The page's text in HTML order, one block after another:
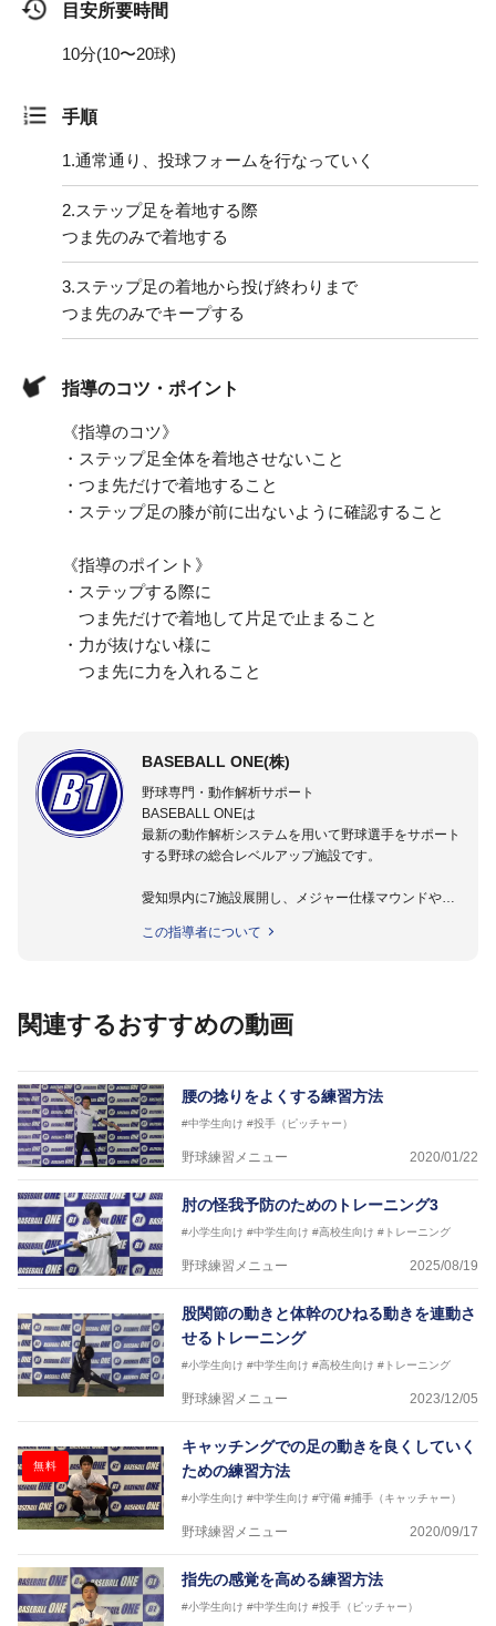
目安所要時間
10分(10〜20球)
手順
1.通常通り、投球フォームを行なっていく
2.ステップ足を着地する際
つま先のみで着地する
3.ステップ足の着地から投げ終わりまで
つま先のみでキープする
指導のコツ・ポイント
《指導のコツ》
・ステップ足全体を着地させないこと
・つま先だけで着地すること
・ステップ足の膝が前に出ないように確認すること
《指導のポイント》
・ステップする際に
つま先だけで着地して片足で止まること
・力が抜けない様に
つま先に力を入れること
BASEBALL ONE(株)
野球専門・動作解析サポート
BASEBALL ONEは
最新の動作解析システムを用いて野球選手をサポート
する野球の総合レベルアップ施設です。
愛知県内に7施設展開し、メジャー仕様マウンドやト
動作解析システムを用いて、小学生からプロ野球選手
この指導者について
関連するおすすめの動画
腰の捻りをよくする練習方法
#中学生向け #投手（ピッチャー）
野球練習メニュー 2020/01/22
肘の怪我予防のためのトレーニング3
#小学生向け #中学生向け #高校生向け #トレーニング
野球練習メニュー 2025/08/19
股関節の動きと体幹のひねる動きを連動さ
せるトレーニング
#小学生向け #中学生向け #高校生向け #トレーニング
野球練習メニュー 2023/12/05
無料
キャッチングでの足の動きを良くしていく
ための練習方法
#小学生向け #中学生向け #守備 #捕手（キャッチャー）
野球練習メニュー 2020/09/17
指先の感覚を高める練習方法
#小学生向け #中学生向け #投手（ピッチャー）